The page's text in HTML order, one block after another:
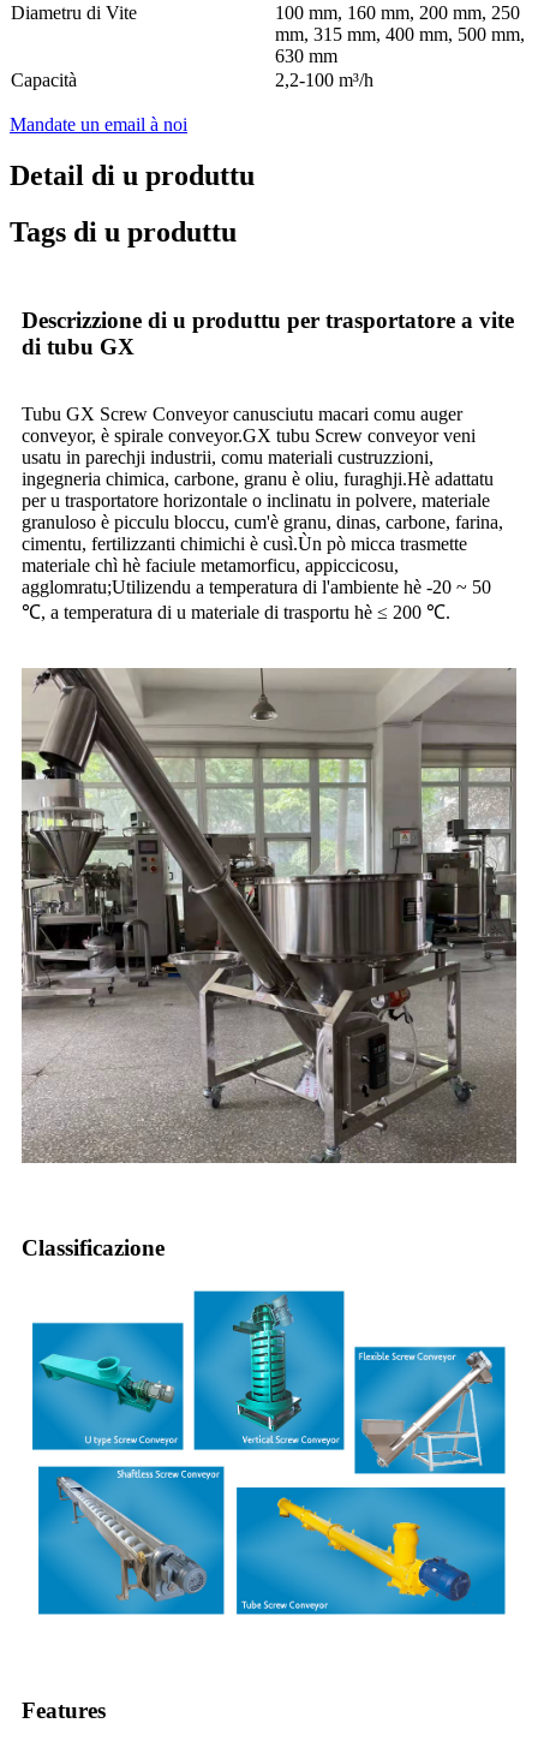
Diametru di Vite
100 mm, 160 mm, 200 mm, 250
mm, 315 mm, 400 mm, 500 mm,
630 mm
Capacità
2,2-100 m³/h
Mandate un email à noi
Detail di u produttu
Tags di u produttu
Descrizzione di u produttu per trasportatore a vite
di tubu GX
Tubu GX Screw Conveyor canusciutu macari comu auger
conveyor, è spirale conveyor.GX tubu Screw conveyor veni
usatu in parechji industrii, comu materiali custruzzioni,
ingegneria chimica, carbone, granu è oliu, furaghji.Hè adattatu
per u trasportatore horizontale o inclinatu in polvere, materiale
granuloso è picculu bloccu, cum'è granu, dinas, carbone, farina,
cimentu, fertilizzanti chimichi è cusì.Ùn pò micca trasmette
materiale chì hè faciule metamorficu, appiccicosu,
agglomratu;Utilizendu a temperatura di l'ambiente hè -20 ~ 50
℃, a temperatura di u materiale di trasportu hè ≤ 200 ℃.
Classificazione
Features